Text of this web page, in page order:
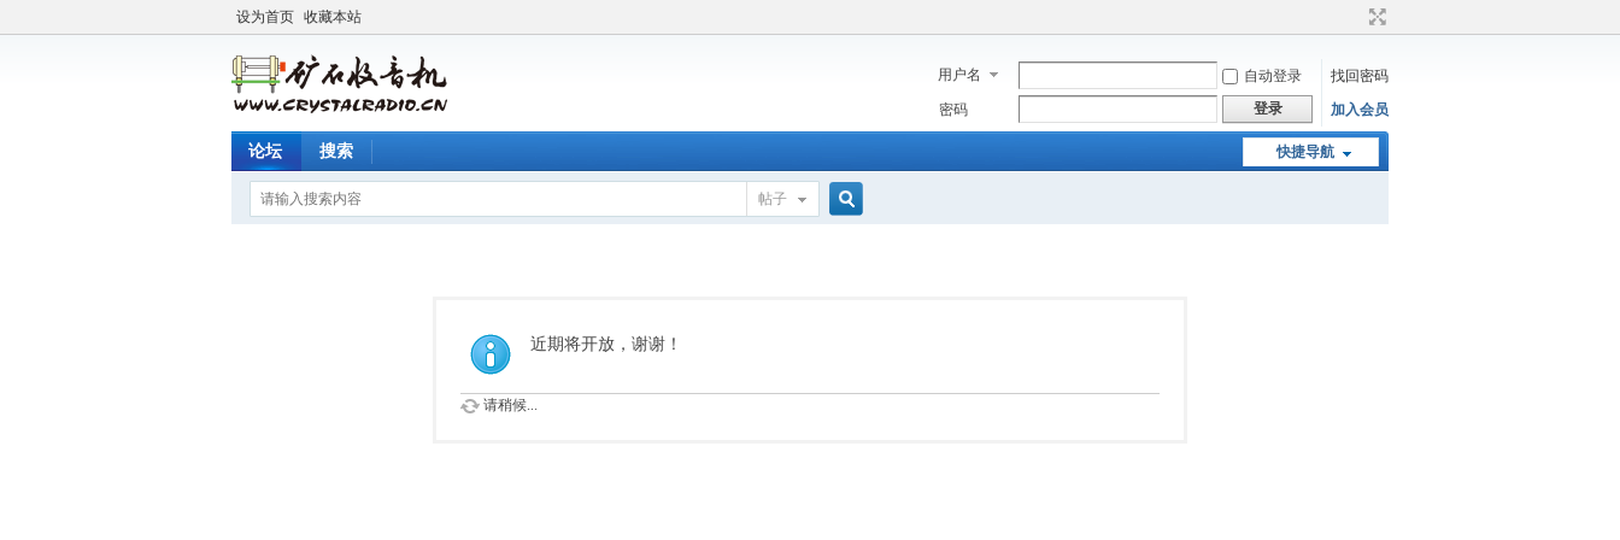
设为首页 收藏本站
用户名 自动登录
找回密码
密码
登录 加入会员
快捷导航
论坛 搜索
帖子
近期将开放，谢谢！
请稍候...